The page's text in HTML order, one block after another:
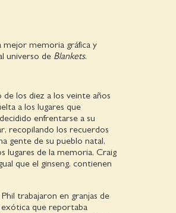
mejor memoria gráfica y
universo de Blankets.
los diez a los veinte años
a los lugares que
enfrentarse a su
recopilando los recuerdos
gente de su pueblo natal,
lugares de la memoria, Craig
que el ginseng, contienen
trabajaron en granjas de
que reportaba